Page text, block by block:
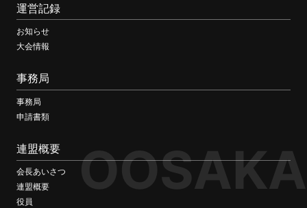
OOSAKA
運営記録
お知らせ
大会情報
事務局
事務局
申請書類
連盟概要
会長あいさつ
連盟概要
役員